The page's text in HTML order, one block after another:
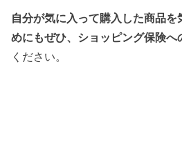
自分が気に入って購入した商品を
めにもぜひ、ショッピング保険へ
ください。